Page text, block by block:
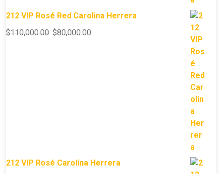
212 VIP Rosé Red Carolina Herrera
$110,000.00 $80,000.00
212 VIP Rosé Carolina Herrera